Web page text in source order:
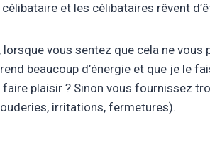
et les célibataires rêvent
vous sentez que cela ne
beaucoup d’énergie et que je le
faire plaisir ? Sinon vous fournissez
irritations, fermetures).